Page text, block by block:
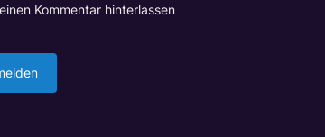
Kommentar hinterlassen